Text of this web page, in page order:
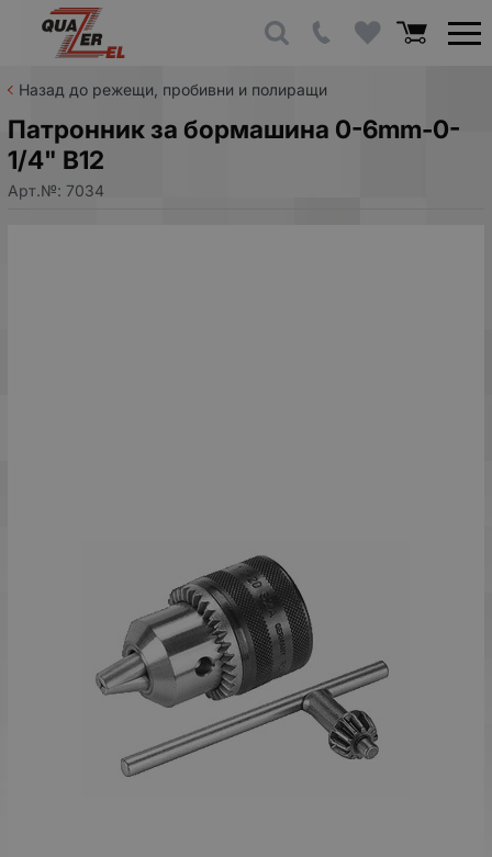
Назад до режещи, пробивни и полиращи
Патронник за бормашина 0-6mm-0-
1/4" B12
Арт.№: 7034